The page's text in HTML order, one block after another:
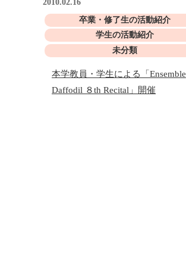
2010.02.16
卒業・修了生の活動紹介
学生の活動紹介
未分類
本学教員・学生による「Ensemble
Daffodil ８th Recital」開催